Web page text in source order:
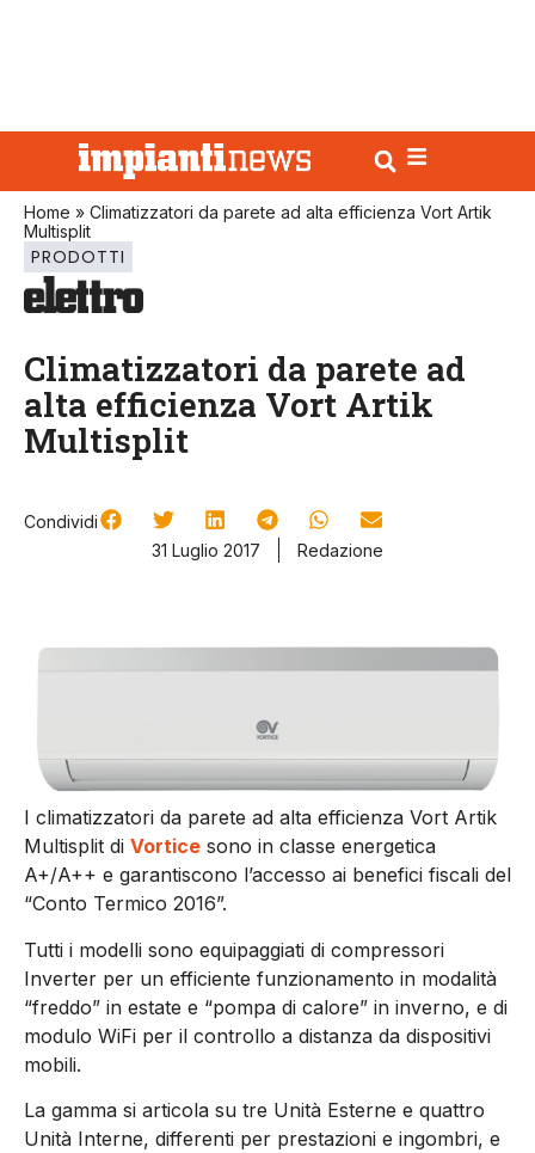
Home » Climatizzatori da parete ad alta efficienza Vort Artik
Multisplit
PRODOTTI
Climatizzatori da parete ad
alta efficienza Vort Artik
Multisplit
Condividi
31 Luglio 2017
Redazione
I climatizzatori da parete ad alta efficienza Vort Artik
Multisplit di Vortice sono in classe energetica
A+/A++ e garantiscono l’accesso ai benefici fiscali del
“Conto Termico 2016”.
Tutti i modelli sono equipaggiati di compressori
Inverter per un efficiente funzionamento in modalità
“freddo” in estate e “pompa di calore” in inverno, e di
modulo WiFi per il controllo a distanza da dispositivi
mobili.
La gamma si articola su tre Unità Esterne e quattro
Unità Interne, differenti per prestazioni e ingombri, e